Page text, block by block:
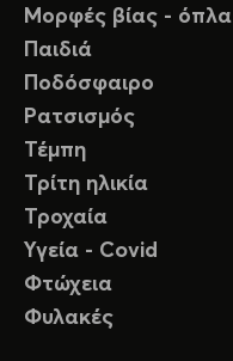
Μορφές βίας - όπλα
Παιδιά
Ποδόσφαιρο
Ρατσισμός
Τέμπη
Τρίτη ηλικία
Τροχαία
Υγεία - Covid
Φτώχεια
Φυλακές